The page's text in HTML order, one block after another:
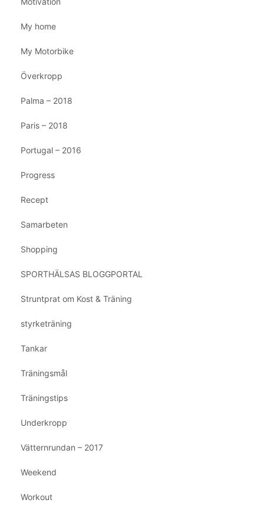
My home
My Motorbike
Överkropp
Palma – 2018
Paris – 2018
Portugal – 2016
Progress
Recept
Samarbeten
Shopping
SPORTHÄLSAS BLOGGPORTAL
Struntprat om Kost & Träning
styrketräning
Tankar
Träningsmål
Träningstips
Underkropp
Vätternrundan – 2017
Weekend
Workout